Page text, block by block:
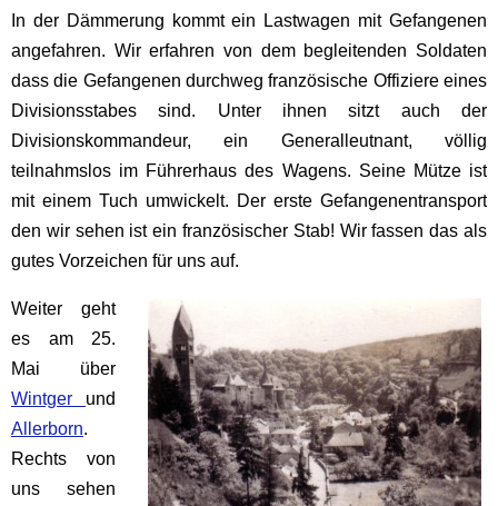
In der Dämmerung kommt ein Lastwagen mit Gefangenen
angefahren. Wir erfahren von dem begleitenden Soldaten
dass die Gefangenen durchweg französische Offiziere eines
Divisionsstabes sind. Unter ihnen sitzt auch der
Divisionskommandeur, ein Generalleutnant, völlig
teilnahmslos im Führerhaus des Wagens. Seine Mütze ist
mit einem Tuch umwickelt. Der erste Gefangenentransport
den wir sehen ist ein französischer Stab! Wir fassen das als
gutes Vorzeichen für uns auf.
Weiter geht
es am 25.
Mai über
Wintger und
Allerborn.
Rechts von
uns sehen